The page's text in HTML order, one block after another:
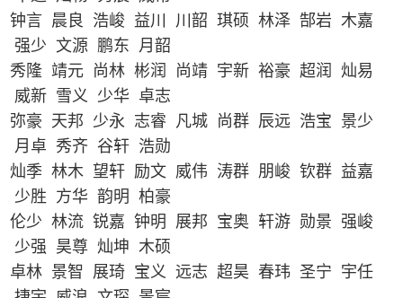
钟言 晨良 浩峻 益川 川韶 琪硕 林泽 郜岩 木嘉
强少 文源 鹏东 月韶
秀隆 靖元 尚林 彬润 尚靖 宇新 裕豪 超润 灿易
威新 雪义 少华 卓志
弥豪 天邦 少永 志睿 凡城 尚群 辰远 浩宝 景少
月卓 秀齐 谷轩 浩勋
灿季 林木 望轩 励文 威伟 涛群 朋峻 钦群 益嘉
少胜 方华 韵明 柏豪
伦少 林流 锐嘉 钟明 展邦 宝奥 轩游 勋景 强峻
少强 昊尊 灿坤 木硕
卓林 景智 展琦 宝义 远志 超昊 春玮 圣宁 宇任